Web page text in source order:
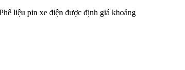
liệu pin xe điện được định giá khoảng